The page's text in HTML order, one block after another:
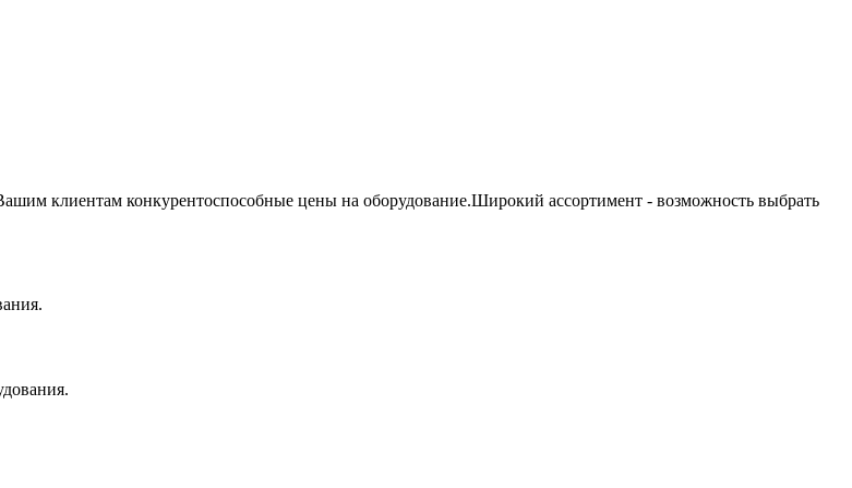
клиентам конкурентоспособные цены на оборудование.Широкий ассортимент - возможность выбрать